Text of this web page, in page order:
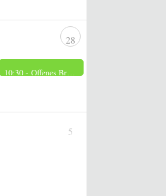
28
10:30 - Offenes Brennerei Museum
5